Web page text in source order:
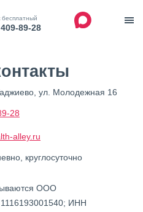
бесплатный
89-28
ул. Молодежная 16
28
alley.ru
круглосуточно
ООО
ИНН